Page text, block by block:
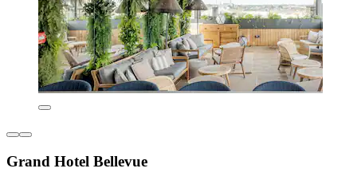
Grand Hotel Bellevue